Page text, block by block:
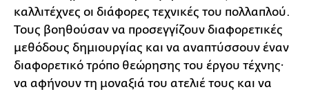
καλλιτέχνες οι διάφορες τεχνικές του πολλαπλού.
Τους βοηθούσαν να προσεγγίζουν διαφορετικές
μεθόδους δημιουργίας και να αναπτύσσουν έναν
διαφορετικό τρόπο θεώρησης του έργου τέχνης·
να αφήνουν τη μοναξιά του ατελιέ τους και να